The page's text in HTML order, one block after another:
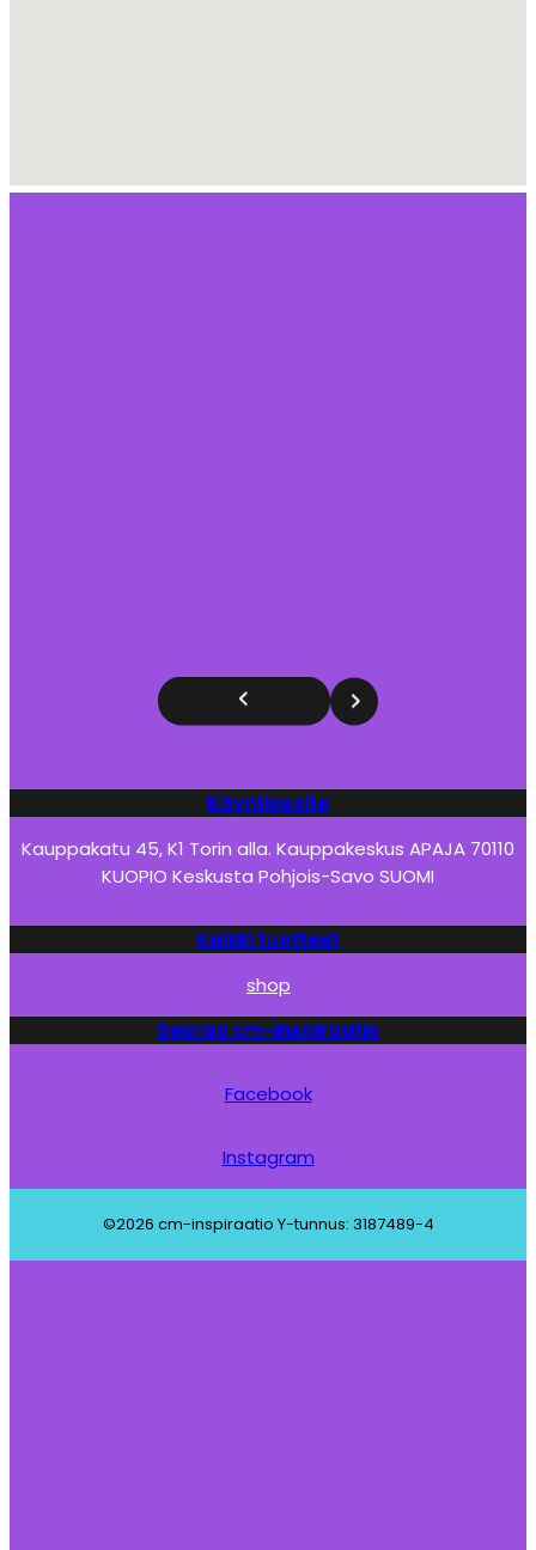
Käyntiosoite
Kauppakatu 45, K1 Torin alla. Kauppakeskus APAJA 70110
KUOPIO Keskusta Pohjois-Savo SUOMI
Kaikki tuotteet
shop
Seuraa cm-inspiraatio
Facebook
Instagram
©2026 cm-inspiraatio Y-tunnus: 3187489-4